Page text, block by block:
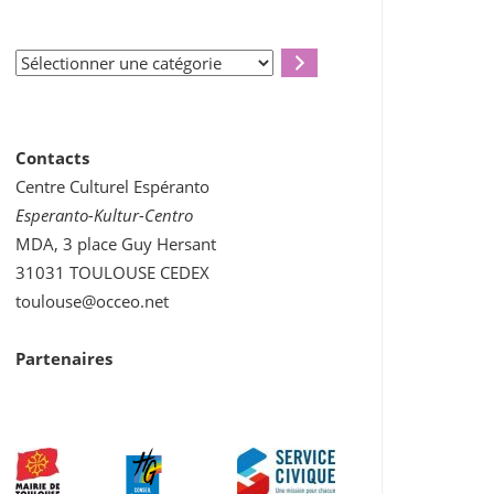
Sélectionner
Contacts
Centre Culturel Espéranto
Esperanto-Kultur-Centro
MDA, 3 place Guy Hersant
31031 TOULOUSE CEDEX
toulouse@occeo.net
Partenaires